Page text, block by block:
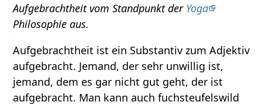
Aufgebrachtheit vom Standpunkt der Yoga
Philosophie aus.
Aufgebrachtheit ist ein Substantiv zum Adjektiv
aufgebracht. Jemand, der sehr unwillig ist,
jemand, dem es gar nicht gut geht, der ist
aufgebracht. Man kann auch fuchsteufelswild